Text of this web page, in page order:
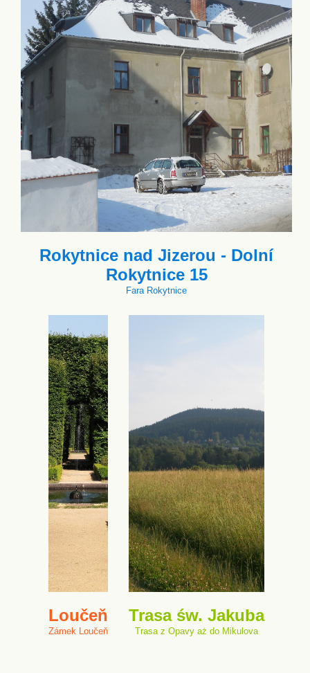
Rokytnice nad Jizerou - Dolní
Rokytnice 15
Fara Rokytnice
Loučeň
Zámek Loučeň
Trasa św. Jakuba
Trasa z Opavy aż do Mikulova